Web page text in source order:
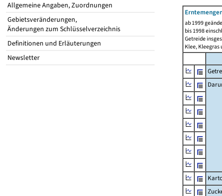
Allgemeine Angaben, Zuordnungen
Gebietsveränderungen,
Änderungen zum Schlüsselverzeichnis
Definitionen und Erläuterungen
Newsletter
ab 1999
bis 1998
Getreide
Klee, Kleegras